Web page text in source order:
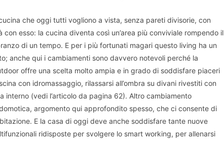
che oggi tutti vogliono a vista, senza pareti divisorie, con
esso: la cucina diventa così un’area più conviviale rompendo il
di un tempo. E per i più fortunati magari questo living ha un
anche qui i cambiamenti sono davvero notevoli perché la
offre una scelta molto ampia e in grado di soddisfare piaceri
con idromassaggio, rilassarsi all’ombra su divani rivestiti con
(vedi l’articolo da pagina 62). Altro cambiamento
argomento qui approfondito spesso, che ci consente di
E la casa di oggi deve anche soddisfare tante nuove
ridisposte per svolgere lo smart working, per allenarsi